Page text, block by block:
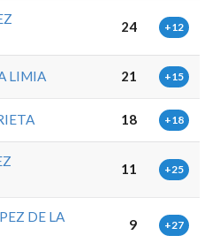
24 +12
LIMIA 21 +15
18 +18
11 +25
DE LA
9 +27